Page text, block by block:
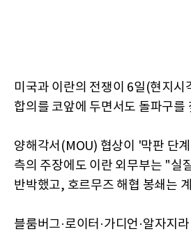
미국과 이란의 전쟁이 6일(현지시
합의를 코앞에 두면서도 돌파구를
양해각서(MOU) 협상이 '막판 단
측의 주장에도 이란 외무부는 "실
반박했고, 호르무즈 해협 봉쇄는
블룸버그·로이터·가디언·알자지